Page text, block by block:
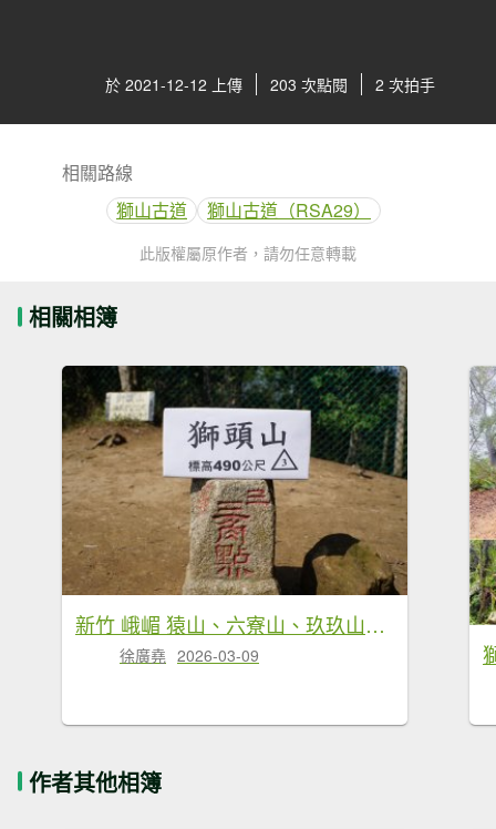
於 2021-12-12 上傳 203 次點閱 2 次拍手
相關路線
獅山古道
獅山古道（RSA29）
此版權屬原作者，請勿任意轉載
相關相簿
新竹 峨嵋 猿山、六寮山、玖玖山、獅頭山、獅尾山
徐廣堯 2026-03-09
作者其他相簿